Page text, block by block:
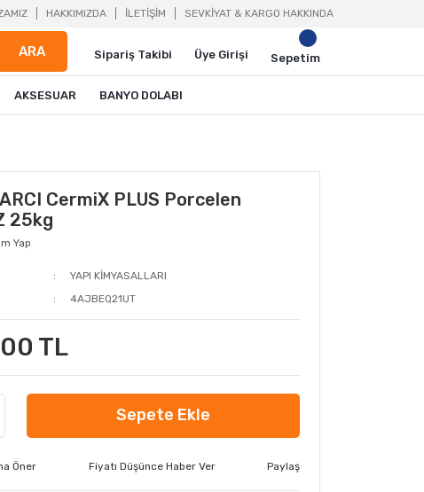
HAKKIMIZDA İLETİŞİM SEVKİYAT & KARGO HAKKINDA
ARA Sipariş Takibi Üye Girişi Sepetim
AKSESUAR BANYO DOLABI
CermiX PLUS Porcelen
25kg
Yap
YAPI KİMYASALLARI
4AJBEQ21UT
TL
Sepete Ekle
Öner Fiyatı Düşünce Haber Ver Paylaş